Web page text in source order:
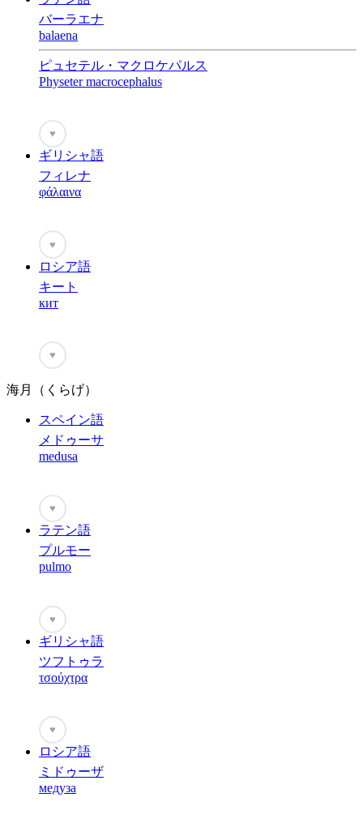
バーラエナ
balaena
ピュセテル・マクロケパルス
Physeter macrocephalus
♥
ギリシャ語
フィレナ
φάλαινα
♥
ロシア語
キート
кит
♥
海月（くらげ）
スペイン語
メドゥーサ
medusa
♥
ラテン語
プルモー
pulmo
♥
ギリシャ語
ツフトゥラ
τσούχτρα
♥
ロシア語
ミドゥーザ
медуза